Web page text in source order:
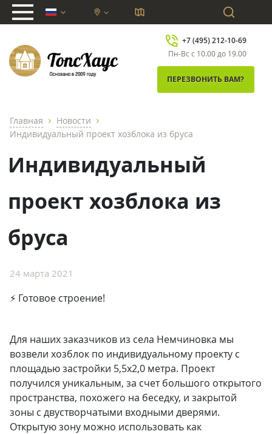
chevron_down
+7 (495) 212-10-69
Пн-Вс с 10.00 до 19.00
ПЕРЕЗВОНИТЬ ВАМ?
Главная chevron_right Новости chevron_right
Индивидуальный проект хозблока из бруса
Индивидуальный
проект хозблока из
бруса
24 марта 2021
⚡ Готовое строение!
Для наших заказчиков из села Немчиновка мы
возвели хозблок по индивидуальному проекту с
площадью застройки 5,5х2,0 метра. Проект
получился уникальным, за счет большого открытого
пространства, похожего на беседку, и закрытой
зоны с двустворчатыми входными дверями.
Открытую зону можно использовать как